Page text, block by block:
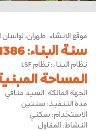
موقع الإنشاء: طهران، لواسان
سنة البناء:
نظام البناء: نظام LSF
المساحة
الجهة المالكة: السيد منافي
مدة التنفيذ: سنتين
الاستخدام: سكني
النشاط: المقاول